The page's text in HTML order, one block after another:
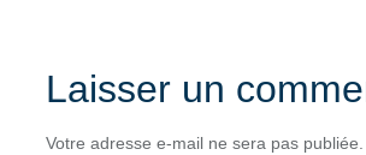
Laisser un
Votre adresse e-mail ne sera pas publiée.